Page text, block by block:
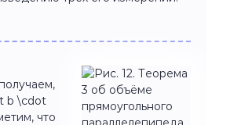
b \cdot
что